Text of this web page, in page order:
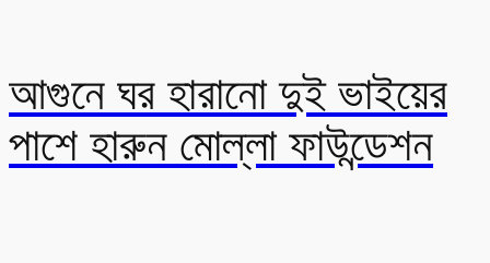
আগুনে ঘর হারানো দুই ভাইয়ের
পাশে হারুন মোল্লা ফাউন্ডেশন